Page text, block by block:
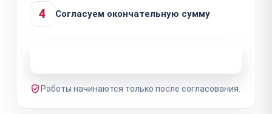
4 Согласуем окончательную сумму
Работы начинаются только после согласования.